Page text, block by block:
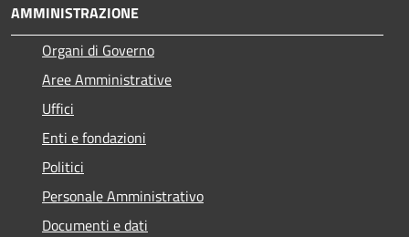
AMMINISTRAZIONE
Organi di Governo
Aree Amministrative
Uffici
Enti e fondazioni
Politici
Personale Amministrativo
Documenti e dati